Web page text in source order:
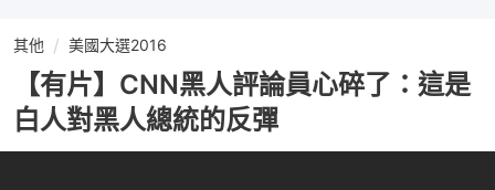
其他 美國大選2016
【有片】CNN黑人評論員心碎了：這是
白人對黑人總統的反彈